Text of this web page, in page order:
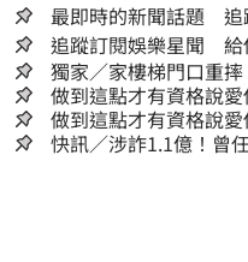
最即時的新聞話題 追
追蹤訂閱娛樂星聞 給
獨家／家樓梯門口重
「最新傷況」曝
做到這點才有資格說
做到這點才有資格說
快訊／涉詐1.1億！曾